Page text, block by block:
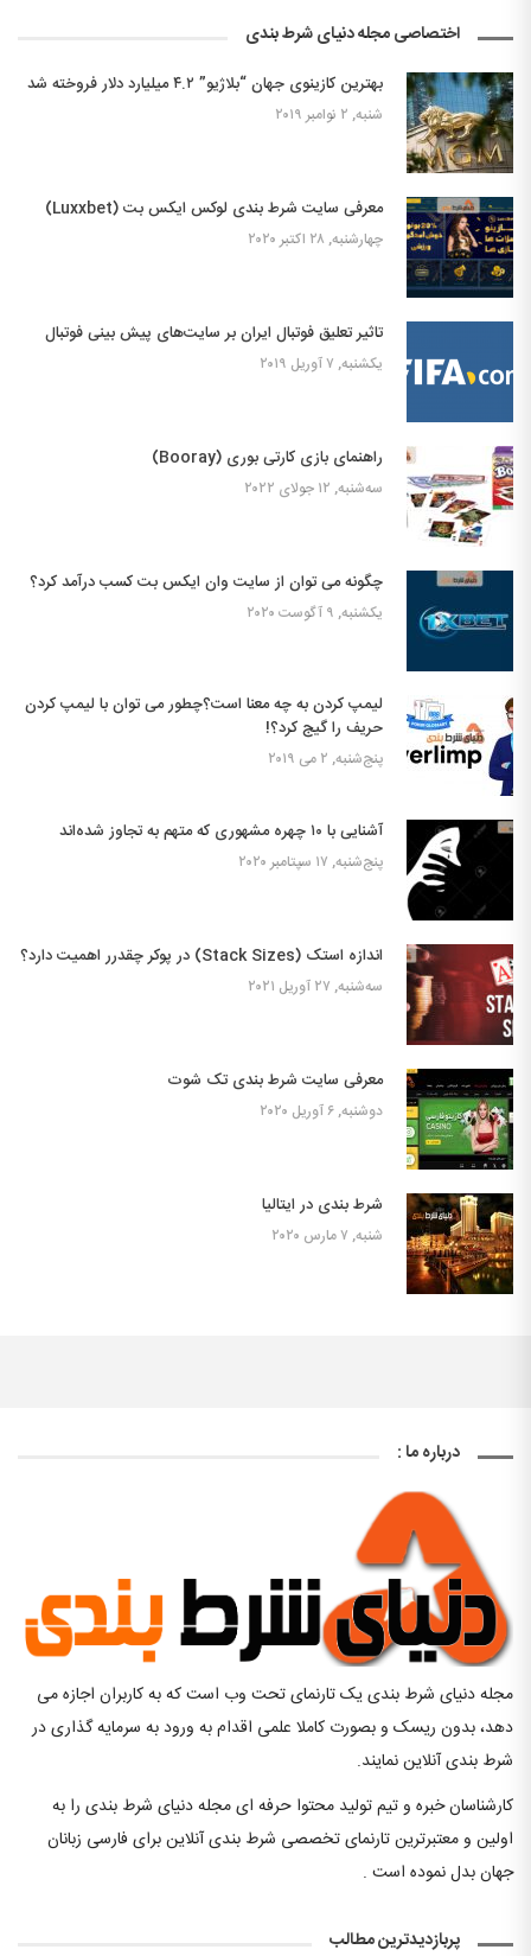
اختصاصی مجله دنیای شرط بندی
بهترین کازینوی جهان “بلاژیو” ۴.۲ میلیارد دلار فروخته شد
شنبه, ۲ نوامبر ۲۰۱۹
معرفی سایت شرط بندی لوکس ایکس بت (Luxxbet)
چهارشنبه, ۲۸ اکتبر ۲۰۲۰
تاثیر تعلیق فوتبال ایران بر سایت‌های پیش بینی فوتبال
یکشنبه, ۷ آوریل ۲۰۱۹
راهنمای بازی کارتی بوری (Booray)
سه‌شنبه, ۱۲ جولای ۲۰۲۲
چگونه می توان از سایت وان ایکس بت کسب درآمد کرد؟
یکشنبه, ۹ آگوست ۲۰۲۰
لیمپ کردن به چه معنا است؟چطور می توان با لیمپ کردن
حریف را گیج کرد؟!
پنج‌شنبه, ۲ می ۲۰۱۹
آشنایی با ۱۰ چهره مشهوری که متهم به تجاوز شده‌اند
پنج‌شنبه, ۱۷ سپتامبر ۲۰۲۰
اندازه استک (Stack Sizes) در پوکر چقدرر اهمیت دارد؟
سه‌شنبه, ۲۷ آوریل ۲۰۲۱
معرفی سایت شرط بندی تک شوت
دوشنبه, ۶ آوریل ۲۰۲۰
شرط بندی در ایتالیا
شنبه, ۷ مارس ۲۰۲۰
درباره ما :
مجله دنیای شرط بندی یک تارنمای تحت وب است که به کاربران اجازه می
دهد، بدون ریسک و بصورت کاملا علمی اقدام به ورود به سرمایه گذاری در
شرط بندی آنلاین نمایند.
کارشناسان خبره و تیم تولید محتوا حرفه ای مجله دنیای شرط بندی را به
اولین و معتبرترین تارنمای تخصصی شرط بندی آنلاین برای فارسی زبانان
جهان بدل نموده است .
پربازدیدترین مطالب